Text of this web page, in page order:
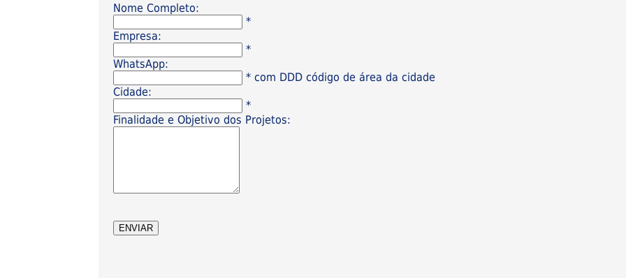
Nome Completo:
*
Empresa:
*
WhatsApp:
* com DDD código de área da cidade
Cidade:
*
Finalidade e Objetivo dos Projetos: